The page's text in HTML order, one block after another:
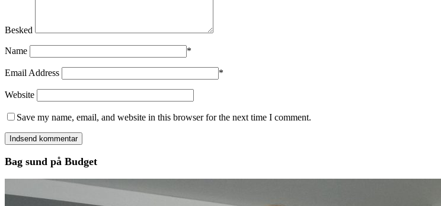
Besked
Name *
Email Address *
Website
Save my name, email, and website in this browser for the next time I comment.
Bag sund på Budget